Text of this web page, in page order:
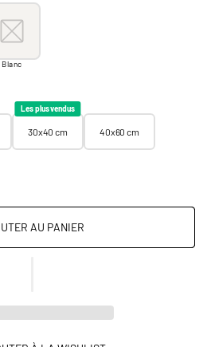
Blanc
30x40 cm
Blanc
Les plus vendus
30x40 cm 40x60 cm
AU PANIER